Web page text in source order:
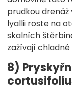
prudkou
lyallii roste na
skalních
zažívají chladné
8)